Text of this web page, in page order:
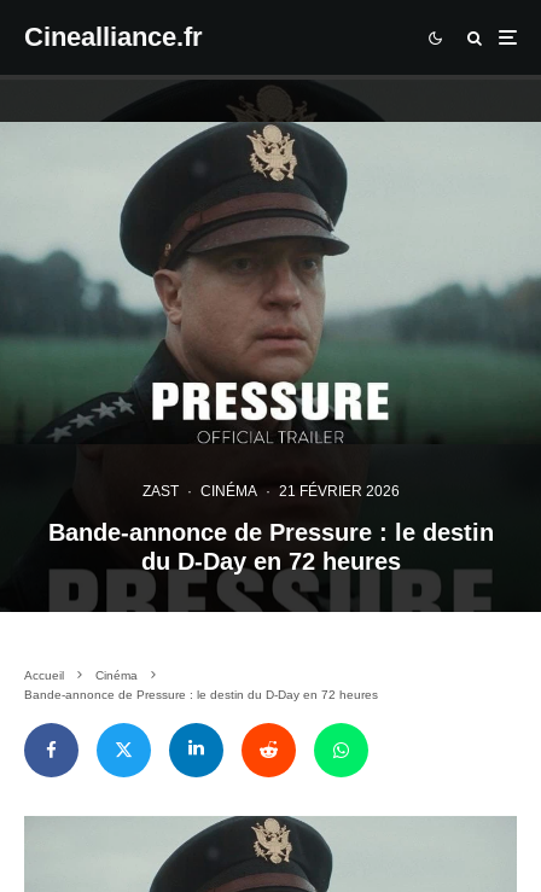
Cinealliance.fr
ZAST · CINÉMA · 21 FÉVRIER 2026
Bande-annonce de Pressure : le destin
du D-Day en 72 heures
Accueil
Cinéma
Bande-annonce de Pressure : le destin du D-Day en 72 heures